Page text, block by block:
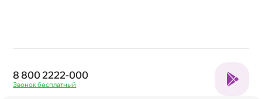
8 800 2222-000
Звонок бесплатный